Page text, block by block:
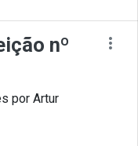
nº
por Artur